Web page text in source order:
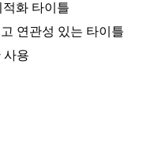
적화 타이틀
연관성 있는 타이틀
사용